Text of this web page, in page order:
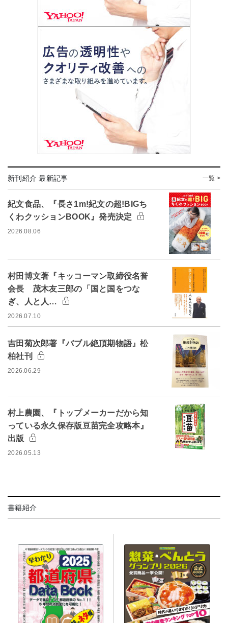
新刊紹介 最新記事 一覧 >
紀文食品、『長さ1m!紀文の超!BIGち
くわクッションBOOK』発売決定
2026.08.06
村田博文著『キッコーマン取締役名誉
会長 茂木友三郎の「国と国をつな
ぎ、人と人…
2026.07.10
吉田菊次郎著『バブル絶頂期物語』松
柏社刊
2026.06.29
村上農園、『トップメーカーだから知
っている永久保存版豆苗完全攻略本』
出版
2026.05.13
書籍紹介